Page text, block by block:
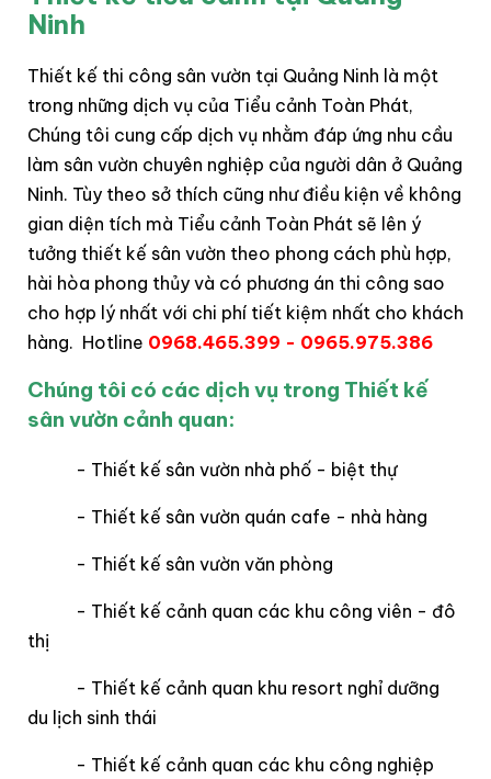
Ninh
Thiết kế thi công sân vườn tại Quảng Ninh là một
trong những dịch vụ của Tiểu cảnh Toàn Phát,
Chúng tôi cung cấp dịch vụ nhằm đáp ứng nhu cầu
làm sân vườn chuyên nghiệp của người dân ở Quảng
Ninh. Tùy theo sở thích cũng như điều kiện về không
gian diện tích mà Tiểu cảnh Toàn Phát sẽ lên ý
tưởng thiết kế sân vườn theo phong cách phù hợp,
hài hòa phong thủy và có phương án thi công sao
cho hợp lý nhất với chi phí tiết kiệm nhất cho khách
hàng. Hotline 0968.465.399 - 0965.975.386
Chúng tôi có các dịch vụ trong Thiết kế
sân vườn cảnh quan:
- Thiết kế sân vườn nhà phố - biệt thự
- Thiết kế sân vườn quán cafe - nhà hàng
- Thiết kế sân vườn văn phòng
- Thiết kế cảnh quan các khu công viên - đô
thị
- Thiết kế cảnh quan khu resort nghỉ dưỡng
du lịch sinh thái
- Thiết kế cảnh quan các khu công nghiệp